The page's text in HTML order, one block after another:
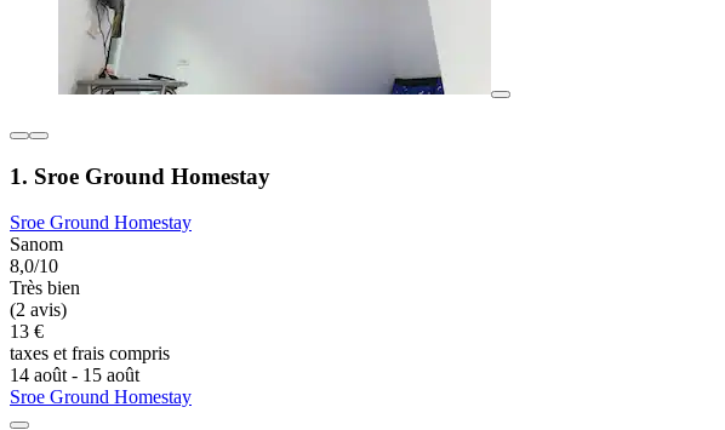
1. Sroe Ground Homestay
Sroe Ground Homestay
Sanom
8,0/10
Très bien
(2 avis)
13 €
taxes et frais compris
14 août - 15 août
Sroe Ground Homestay